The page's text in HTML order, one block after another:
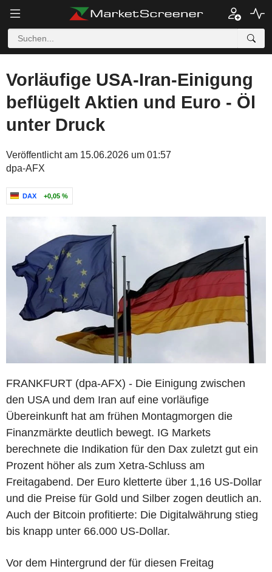
Vorläufige USA-Iran-Einigung
beflügelt Aktien und Euro - Öl
unter Druck
Veröffentlicht am 15.06.2026 um 01:57
dpa-AFX
DAX +0,05 %
FRANKFURT (dpa-AFX) - Die Einigung zwischen
den USA und dem Iran auf eine vorläufige
Übereinkunft hat am frühen Montagmorgen die
Finanzmärkte deutlich bewegt. IG Markets
berechnete die Indikation für den Dax zuletzt gut ein
Prozent höher als zum Xetra-Schluss am
Freitagabend. Der Euro kletterte über 1,16 US-Dollar
und die Preise für Gold und Silber zogen deutlich an.
Auch der Bitcoin profitierte: Die Digitalwährung stieg
bis knapp unter 66.000 US-Dollar.
Vor dem Hintergrund der für diesen Freitag